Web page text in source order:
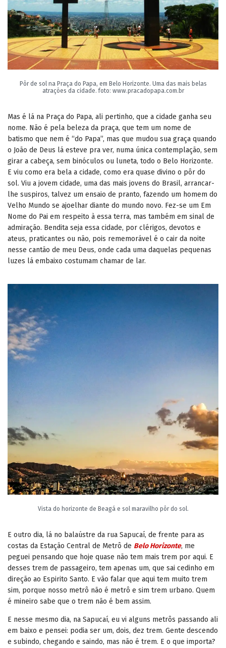
Pôr de sol na Praça do Papa, em Belo Horizonte. Uma das mais belas
atrações da cidade. foto: www.pracadopapa.com.br
Mas é lá na Praça do Papa, ali pertinho, que a cidade ganha seu
nome. Não é pela beleza da praça, que tem um nome de
batismo que nem é “do Papa”, mas que mudou sua graça quando
o João de Deus lá esteve pra ver, numa única contemplação, sem
girar a cabeça, sem binóculos ou luneta, todo o Belo Horizonte.
E viu como era bela a cidade, como era quase divino o pôr do
sol. Viu a jovem cidade, uma das mais jovens do Brasil, arrancar-
lhe suspiros, talvez um ensaio de pranto, fazendo um homem do
Velho Mundo se ajoelhar diante do mundo novo. Fez-se um Em
Nome do Pai em respeito à essa terra, mas também em sinal de
admiração. Bendita seja essa cidade, por clérigos, devotos e
ateus, praticantes ou não, pois rememorável é o cair da noite
nesse cantão de meu Deus, onde cada uma daquelas pequenas
luzes lá embaixo costumam chamar de lar.
Vista do horizonte de Beagá e sol maravilho pôr do sol.
E outro dia, lá no balaústre da rua Sapucaí, de frente para as
costas da Estação Central de Metrô de Belo Horizonte, me
peguei pensando que hoje quase não tem mais trem por aqui. E
desses trem de passageiro, tem apenas um, que sai cedinho em
direção ao Espirito Santo. E vão falar que aqui tem muito trem
sim, porque nosso metrô não é metrô e sim trem urbano. Quem
é mineiro sabe que o trem não é bem assim.
E nesse mesmo dia, na Sapucaí, eu vi alguns metrôs passando ali
em baixo e pensei: podia ser um, dois, dez trem. Gente descendo
e subindo, chegando e saindo, mas não é trem. E o que importa?